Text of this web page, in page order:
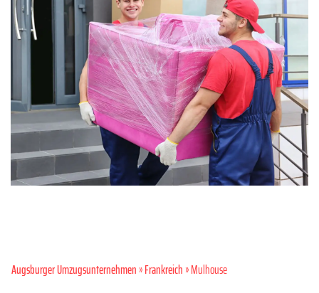
Augsburger Umzugsunternehmen»Frankreich» Mulhouse